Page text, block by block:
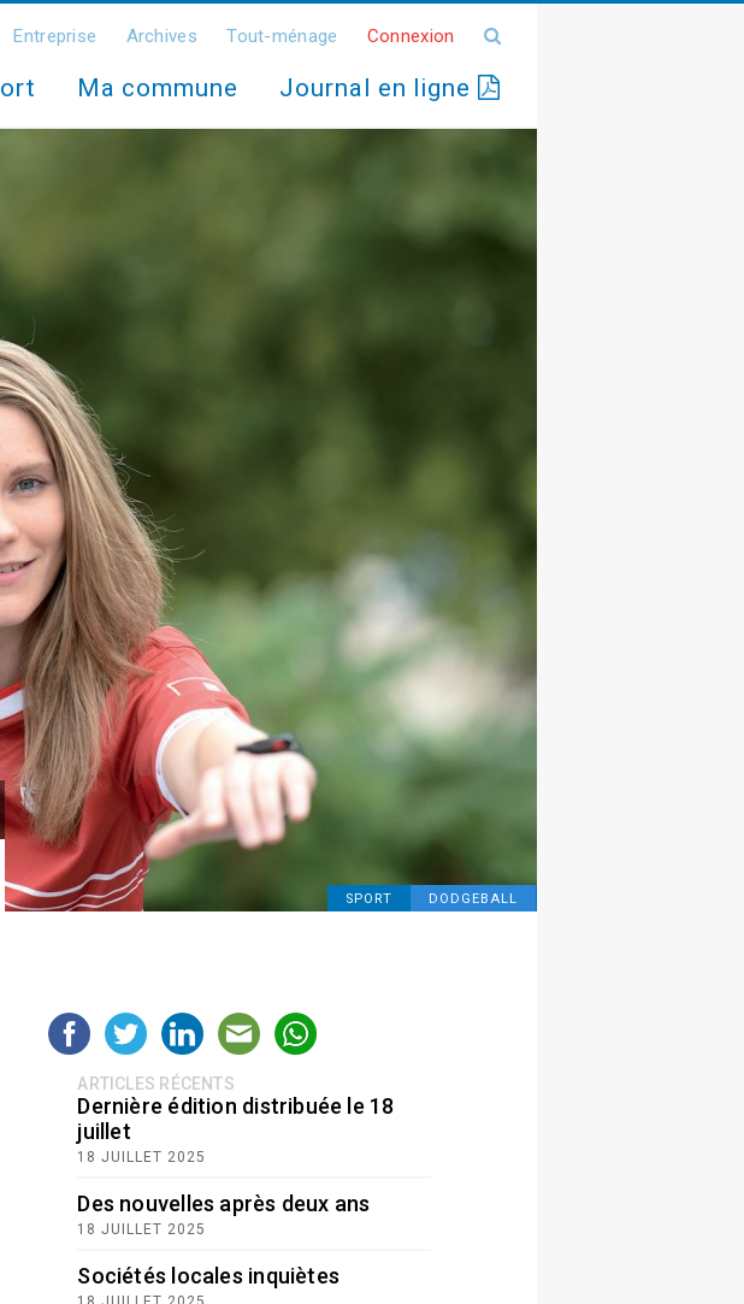
Entreprise Archives Tout-ménage Connexion
Ma commune Journal en ligne
SPORT DODGEBALL
ARTICLES RÉCENTS
Dernière édition distribuée le 18
juillet
18 JUILLET 2025
Des nouvelles après deux ans
18 JUILLET 2025
Sociétés locales inquiètes